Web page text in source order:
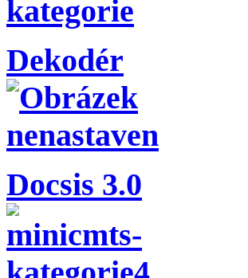
Dekodér
Docsis 3.0